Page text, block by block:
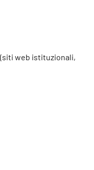
web istituzionali,